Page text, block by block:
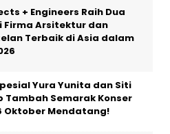
+ Engineers Raih Dua
Firma Arsitektur dan
Terbaik di Asia dalam
Yura Yunita dan Siti
Tambah Semarak Konser
Oktober Mendatang!